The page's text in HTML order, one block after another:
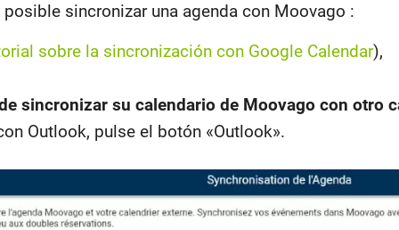
sincronizar una agenda con Moovago :
sobre la sincronización con Google Calendar),
sincronizar su calendario de Moovago con otro
Outlook, pulse el botón «Outlook».